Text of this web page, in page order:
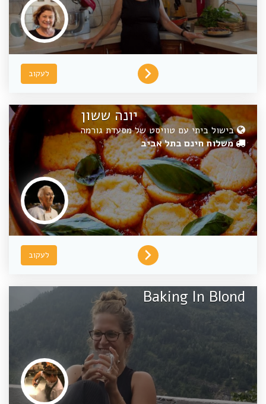
לעקוב
יונה ששון
בישול ביתי עם טוויסט של מסעדת גורמה
משלוח חינם בתל אביב
לעקוב
Baking In Blond